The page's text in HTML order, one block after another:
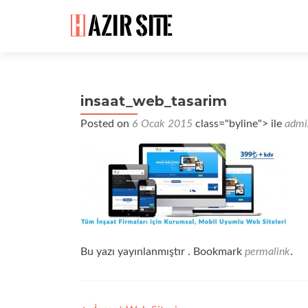
insaat_web_tasarim
Posted on 6 Ocak 2015 class="byline"> ile
Bu yazı yayınlanmıştır . Bookmark permalink.